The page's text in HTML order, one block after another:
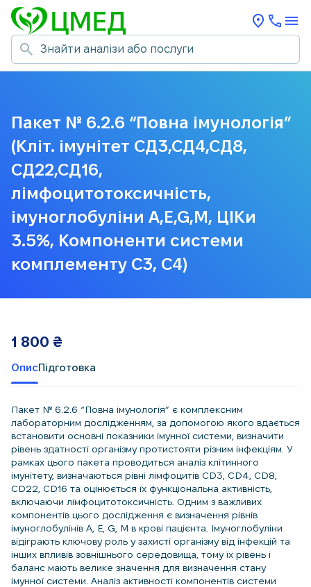
Пакет № 6.2.6 “Повна імунологія”
(Кліт. імунітет СД3,СД4,СД8,
СД22,СД16,
лімфоцитотоксичність,
імуноглобуліни A,E,G,M, ЦІКи
3.5%, Компоненти системи
комплементу С3, С4)
ОписПідготовка
Пакет № 6.2.6 “Повна імунологія” є комплексним
лабораторним дослідженням, за допомогою якого вдається
встановити основні показники імунної системи, визначити
рівень здатності організму протистояти різним інфекціям. У
рамках цього пакета проводиться аналіз клітинного
імунітету, визначаються рівні лімфоцитів CD3, CD4, CD8,
CD22, CD16 та оцінюється їх функціональна активність,
включаючи лімфоцитотоксичність. Одним з важливих
компонентів цього дослідження є визначення рівнів
імуноглобулінів A, E, G, M в крові пацієнта. Імуноглобуліни
відіграють ключову роль у захисті організму від інфекцій та
інших впливів зовнішнього середовища, тому їх рівень і
баланс мають велике значення для визначення стану
імунної системи. Аналіз активності компонентів системи
1 800 ₴